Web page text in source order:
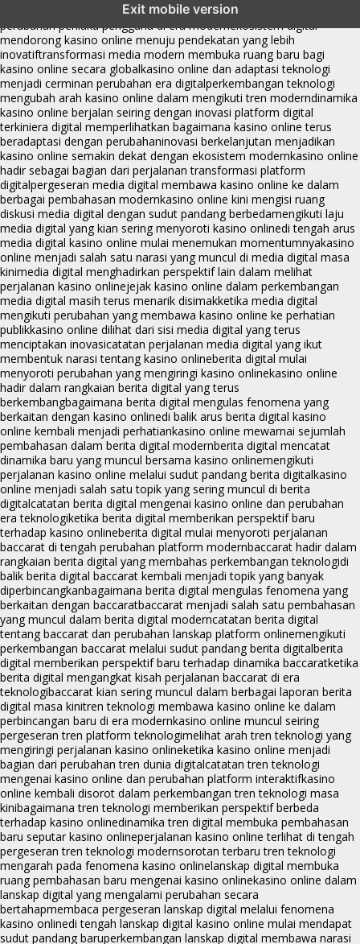
Exit mobile version
perkembangan kasino online mencerminkan
perubahan perilaku pengguna di era modernekosistem digital
mendorong kasino online menuju pendekatan yang lebih
inovatiftransformasi media modern membuka ruang baru bagi
kasino online secara globalkasino online dan adaptasi teknologi
menjadi cerminan perubahan era digitalperkembangan teknologi
mengubah arah kasino online dalam mengikuti tren moderndinamika
kasino online berjalan seiring dengan inovasi platform digital
terkiniera digital memperlihatkan bagaimana kasino online terus
beradaptasi dengan perubahaninovasi berkelanjutan menjadikan
kasino online semakin dekat dengan ekosistem modernkasino online
hadir sebagai bagian dari perjalanan transformasi platform
digitalpergeseran media digital membawa kasino online ke dalam
berbagai pembahasan modernkasino online kini mengisi ruang
diskusi media digital dengan sudut pandang berbedamengikuti laju
media digital yang kian sering menyoroti kasino onlinedi tengah arus
media digital kasino online mulai menemukan momentumnyakasino
online menjadi salah satu narasi yang muncul di media digital masa
kinimedia digital menghadirkan perspektif lain dalam melihat
perjalanan kasino onlinejejak kasino online dalam perkembangan
media digital masih terus menarik disimakketika media digital
mengikuti perubahan yang membawa kasino online ke perhatian
publikkasino online dilihat dari sisi media digital yang terus
menciptakan inovasicatatan perjalanan media digital yang ikut
membentuk narasi tentang kasino onlineberita digital mulai
menyoroti perubahan yang mengiringi kasino onlinekasino online
hadir dalam rangkaian berita digital yang terus
berkembangbagaimana berita digital mengulas fenomena yang
berkaitan dengan kasino onlinedi balik arus berita digital kasino
online kembali menjadi perhatiankasino online mewarnai sejumlah
pembahasan dalam berita digital modernberita digital mencatat
dinamika baru yang muncul bersama kasino onlinemengikuti
perjalanan kasino online melalui sudut pandang berita digitalkasino
online menjadi salah satu topik yang sering muncul di berita
digitalcatatan berita digital mengenai kasino online dan perubahan
era teknologiketika berita digital memberikan perspektif baru
terhadap kasino onlineberita digital mulai menyoroti perjalanan
baccarat di tengah perubahan platform modernbaccarat hadir dalam
rangkaian berita digital yang membahas perkembangan teknologidi
balik berita digital baccarat kembali menjadi topik yang banyak
diperbincangkanbagaimana berita digital mengulas fenomena yang
berkaitan dengan baccaratbaccarat menjadi salah satu pembahasan
yang muncul dalam berita digital moderncatatan berita digital
tentang baccarat dan perubahan lanskap platform onlinemengikuti
perkembangan baccarat melalui sudut pandang berita digitalberita
digital memberikan perspektif baru terhadap dinamika baccaratketika
berita digital mengangkat kisah perjalanan baccarat di era
teknologibaccarat kian sering muncul dalam berbagai laporan berita
digital masa kinitren teknologi membawa kasino online ke dalam
perbincangan baru di era modernkasino online muncul seiring
pergeseran tren platform teknologimelihat arah tren teknologi yang
mengiringi perjalanan kasino onlineketika kasino online menjadi
bagian dari perubahan tren dunia digitalcatatan tren teknologi
mengenai kasino online dan perubahan platform interaktifkasino
online kembali disorot dalam perkembangan tren teknologi masa
kinibagaimana tren teknologi memberikan perspektif berbeda
terhadap kasino onlinedinamika tren digital membuka pembahasan
baru seputar kasino onlineperjalanan kasino online terlihat di tengah
pergeseran tren teknologi modernsorotan terbaru tren teknologi
mengarah pada fenomena kasino onlinelanskap digital membuka
ruang pembahasan baru mengenai kasino onlinekasino online dalam
lanskap digital yang mengalami perubahan secara
bertahapmembaca pergeseran lanskap digital melalui fenomena
kasino onlinedi tengah lanskap digital kasino online mulai mendapat
sudut pandang baruperkembangan lanskap digital membawa narasi